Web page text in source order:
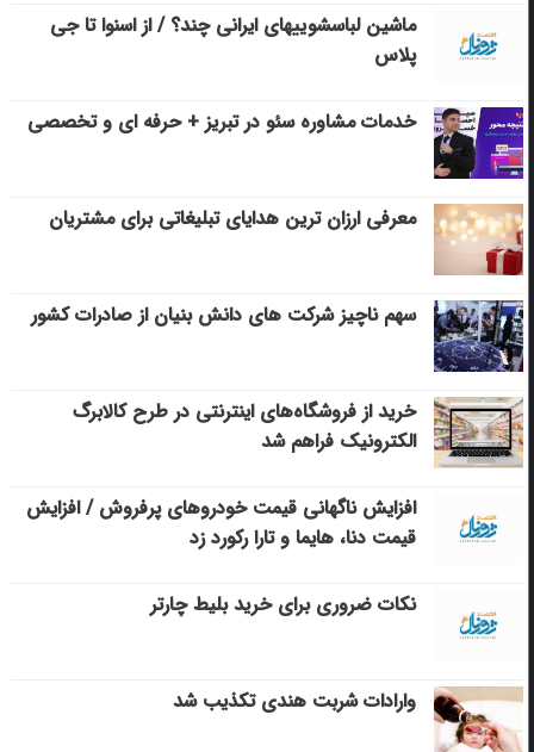
ماشین لباسشویی‎های ایرانی چند؟ / از اسنوا تا جی
پلاس
خدمات مشاوره سئو در تبریز + حرفه ای و تخصصی
معرفی ارزان ترین هدایای تبلیغاتی برای مشتریان
سهم ناچیز شرکت های دانش بنیان از صادرات کشور
خرید از فروشگاه‌های اینترنتی در طرح کالابرگ
الکترونیک فراهم شد
افزایش ناگهانی قیمت خودروهای پرفروش / افزایش
قیمت دنا، هایما و تارا رکورد زد
نکات ضروری برای خرید بلیط چارتر
وارادات شربت هندی تکذیب شد